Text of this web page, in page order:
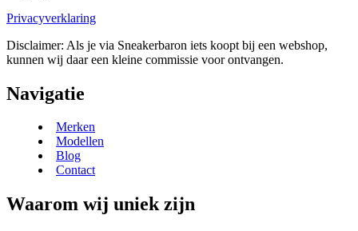
Privacyverklaring
Disclaimer: Als je via Sneakerbaron iets koopt bij een webshop,
kunnen wij daar een kleine commissie voor ontvangen.
Navigatie
Merken
Modellen
Blog
Contact
Waarom wij uniek zijn